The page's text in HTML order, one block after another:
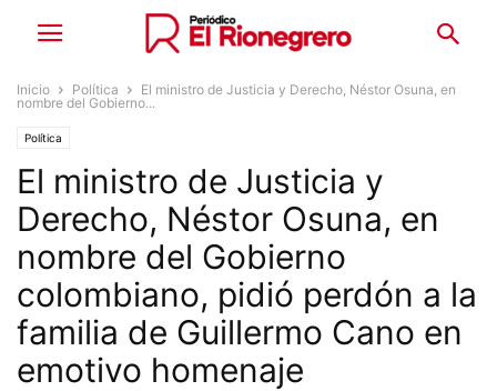
Inicio Política
El ministro de Justicia y Derecho, Néstor Osuna, en
nombre del Gobierno...
Política
El ministro de Justicia y
Derecho, Néstor Osuna, en
nombre del Gobierno
colombiano, pidió perdón a la
familia de Guillermo Cano en
emotivo homenaje